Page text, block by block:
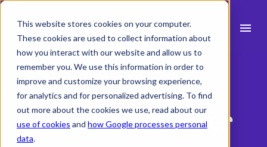
This website stores cookies on your computer.
These cookies are used to collect information about
how you interact with our website and allow us to
remember you. We use this information in order to
improve and customize your browsing experience,
for analytics and for personalized advertising. To find
out more about the cookies we use, read about our
use of cookies and how Google processes personal
data.
menu
Produkt
Brancher
search
Resource Flow | Funktioner
Faste omkostninger